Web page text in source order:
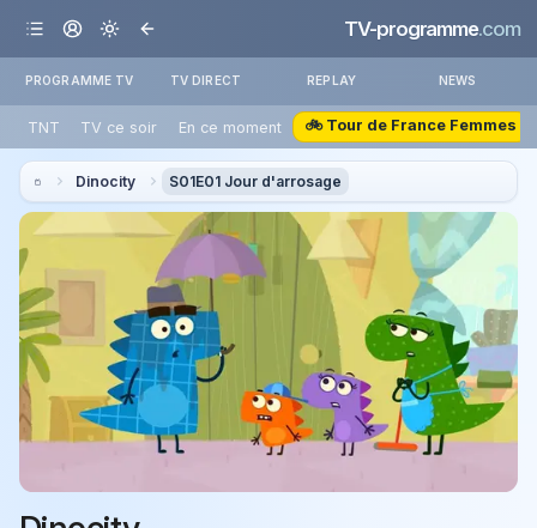
TV-programme.com
PROGRAMME TV TV DIRECT REPLAY NEWS
TNT TV ce soir En ce moment 🚲 Tour de France Femmes
Dinocity S01E01 Jour d'arrosage